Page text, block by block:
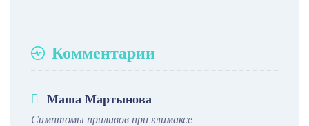
Комментарии
Маша Мартынова
Симптомы приливов при климаксе